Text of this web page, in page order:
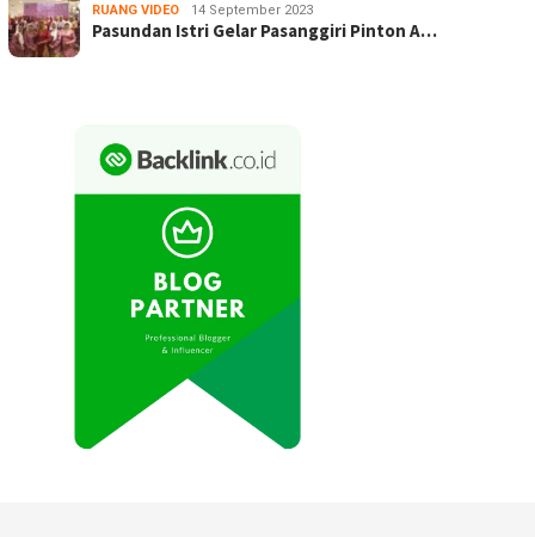
RUANG VIDEO 14 September 2023
Pasundan Istri Gelar Pasanggiri Pinton A…